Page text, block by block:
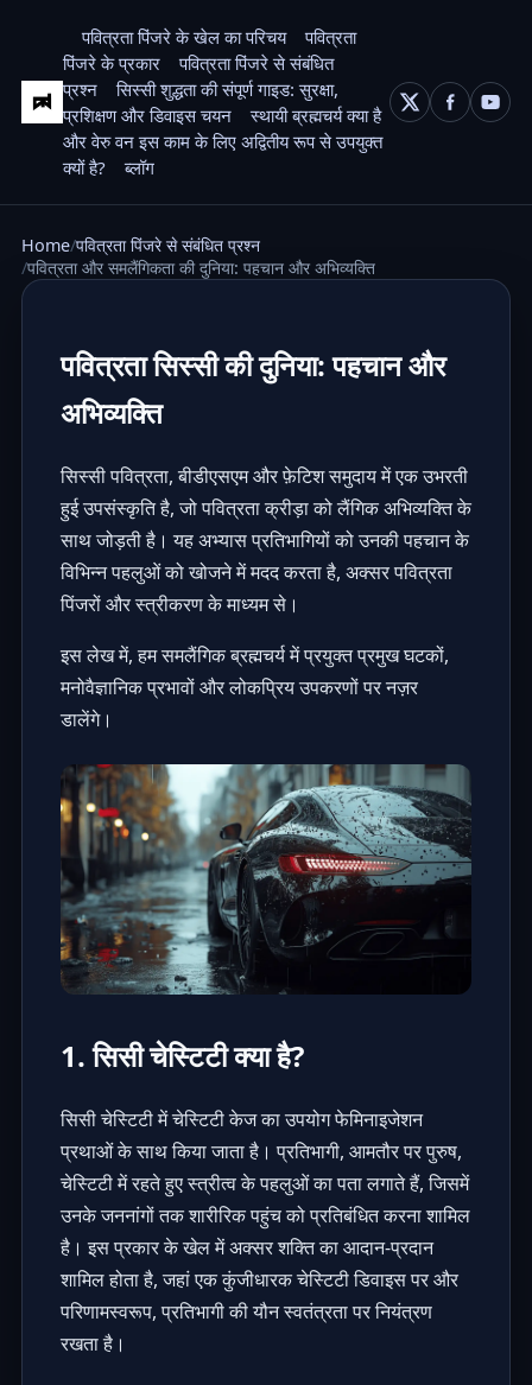
पवित्रता पिंजरे के खेल का परिचय
पवित्रता
पिंजरे के प्रकार
पवित्रता पिंजरे से संबंधित
प्रश्न
सिस्सी शुद्धता की संपूर्ण गाइड: सुरक्षा,
प्रशिक्षण और डिवाइस चयन
स्थायी ब्रह्मचर्य क्या है
और वेरु वन इस काम के लिए अद्वितीय रूप से उपयुक्त
क्यों है?
ब्लॉग
Home पवित्रता पिंजरे से संबंधित प्रश्न
पवित्रता और समलैंगिकता की दुनिया: पहचान और अभिव्यक्ति
पवित्रता सिस्सी की दुनिया: पहचान और
अभिव्यक्ति
सिस्सी पवित्रता, बीडीएसएम और फ़ेटिश समुदाय में एक उभरती
हुई उपसंस्कृति है, जो पवित्रता क्रीड़ा को लैंगिक अभिव्यक्ति के
साथ जोड़ती है। यह अभ्यास प्रतिभागियों को उनकी पहचान के
विभिन्न पहलुओं को खोजने में मदद करता है, अक्सर पवित्रता
पिंजरों और स्त्रीकरण के माध्यम से।
इस लेख में, हम समलैंगिक ब्रह्मचर्य में प्रयुक्त प्रमुख घटकों,
मनोवैज्ञानिक प्रभावों और लोकप्रिय उपकरणों पर नज़र
डालेंगे।
1. सिसी चेस्टिटी क्या है?
सिसी चेस्टिटी मेंचेस्टिटी केजका उपयोग फेमिनाइजेशन
प्रथाओं के साथ किया जाता है। प्रतिभागी, आमतौर पर पुरुष,
चेस्टिटी में रहते हुए स्त्रीत्व के पहलुओं का पता लगाते हैं, जिसमें
उनके जननांगों तक शारीरिक पहुंच को प्रतिबंधित करना शामिल
है। इस प्रकार के खेल में अक्सर शक्ति का आदान-प्रदान
शामिल होता है, जहां एक कुंजीधारक चेस्टिटी डिवाइस पर और
परिणामस्वरूप, प्रतिभागी की यौन स्वतंत्रता पर नियंत्रण
रखता है।